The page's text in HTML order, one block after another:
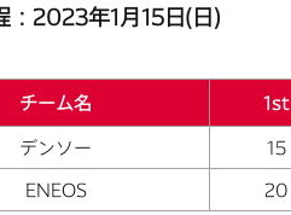
：2023年1月15日(日)
チーム名 1st
デンソー
15
ENEOS
20